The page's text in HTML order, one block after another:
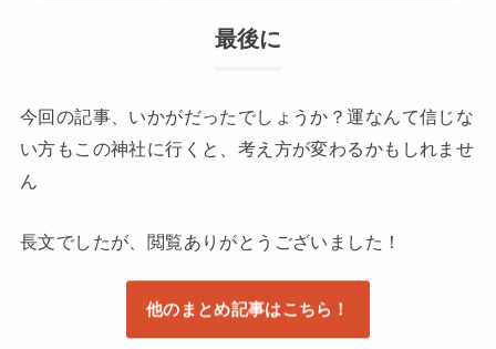
最後に
今回の記事、いかがだったでしょうか？運なんて信じな
い方もこの神社に行くと、考え方が変わるかもしれませ
ん
長文でしたが、閲覧ありがとうございました！
他のまとめ記事はこちら！